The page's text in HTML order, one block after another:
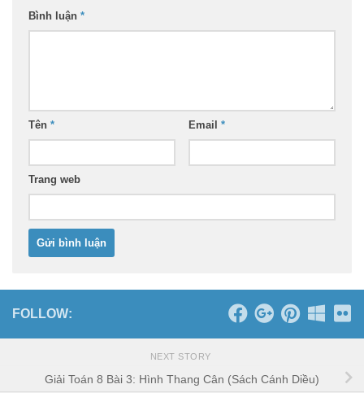
Bình luận *
Tên * Email *
Trang web
FOLLOW:
NEXT STORY
Giải Toán 8 Bài 3: Hình Thang Cân (Sách Cánh Diều)